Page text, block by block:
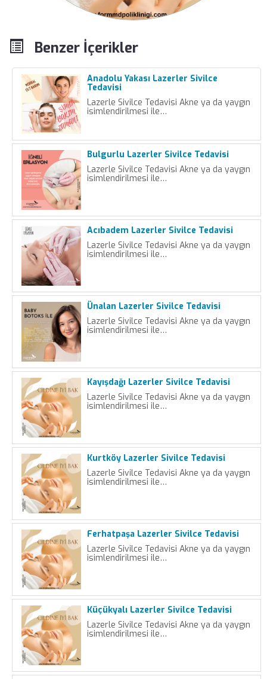
Benzer İçerikler
Anadolu Yakası Lazerler Sivilce
Tedavisi
Lazerle Sivilce Tedavisi Akne ya da yaygın
isimlendirilmesi ile…
Bulgurlu Lazerler Sivilce Tedavisi
Lazerle Sivilce Tedavisi Akne ya da yaygın
isimlendirilmesi ile…
Acıbadem Lazerler Sivilce Tedavisi
Lazerle Sivilce Tedavisi Akne ya da yaygın
isimlendirilmesi ile…
Ünalan Lazerler Sivilce Tedavisi
Lazerle Sivilce Tedavisi Akne ya da yaygın
isimlendirilmesi ile…
Kayışdağı Lazerler Sivilce Tedavisi
Lazerle Sivilce Tedavisi Akne ya da yaygın
isimlendirilmesi ile…
Kurtköy Lazerler Sivilce Tedavisi
Lazerle Sivilce Tedavisi Akne ya da yaygın
isimlendirilmesi ile…
Ferhatpaşa Lazerler Sivilce Tedavisi
Lazerle Sivilce Tedavisi Akne ya da yaygın
isimlendirilmesi ile…
Küçükyalı Lazerler Sivilce Tedavisi
Lazerle Sivilce Tedavisi Akne ya da yaygın
isimlendirilmesi ile…